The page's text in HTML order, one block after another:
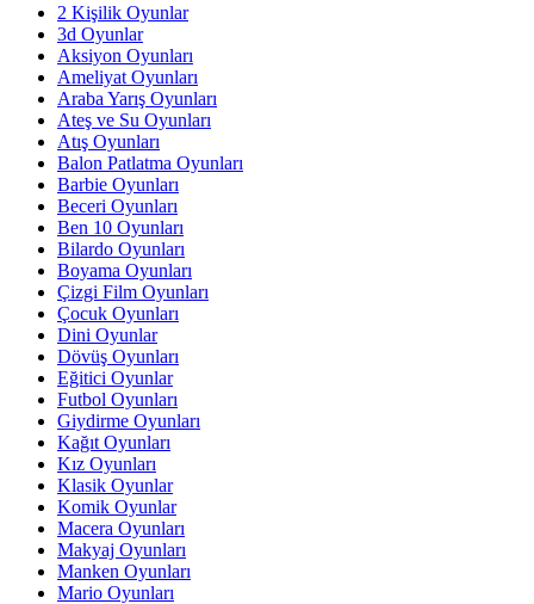
2 Kişilik Oyunlar
3d Oyunlar
Aksiyon Oyunları
Ameliyat Oyunları
Araba Yarış Oyunları
Ateş ve Su Oyunları
Atış Oyunları
Balon Patlatma Oyunları
Barbie Oyunları
Beceri Oyunları
Ben 10 Oyunları
Bilardo Oyunları
Boyama Oyunları
Çizgi Film Oyunları
Çocuk Oyunları
Dini Oyunlar
Dövüş Oyunları
Eğitici Oyunlar
Futbol Oyunları
Giydirme Oyunları
Kağıt Oyunları
Kız Oyunları
Klasik Oyunlar
Komik Oyunlar
Macera Oyunları
Makyaj Oyunları
Manken Oyunları
Mario Oyunları